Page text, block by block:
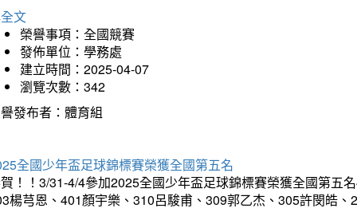
文
榮譽事項：全國競賽
發佈單位：學務處
建立時間：2025-04-07
瀏覽次數：342
發布者：體育組
全國少年盃足球錦標賽榮獲全國第五名
！！3/31-4/4參加2025全國少年盃足球錦標賽榮獲全國第五
楊芎恩、401顏宇樂、310呂駿甫、309郭乙杰、305許閔皓